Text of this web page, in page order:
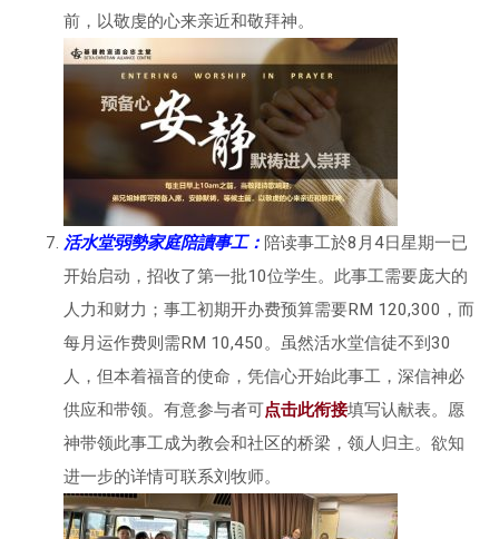
前，以敬虔的心来亲近和敬拜神。
活水堂弱勢家庭陪讀事工： 陪读事工於8月4日星期一已
开始启动，招收了第一批10位学生。此事工需要庞大的
人力和财力；事工初期开办费预算需要RM 120,300，而
每月运作费则需RM 10,450。虽然活水堂信徒不到30
人，但本着福音的使命，凭信心开始此事工，深信神必
供应和带领。有意参与者可点击此衔接填写认献表。愿
神带领此事工成为教会和社区的桥梁，领人归主。欲知
进一步的详情可联系刘牧师。